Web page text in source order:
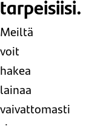
tarpeisiisi.
Meiltä
voit
hakea
lainaa
vaivattomasti